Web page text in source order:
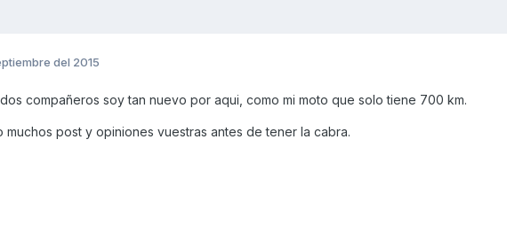
del 2015
compañeros soy tan nuevo por aqui, como mi moto que solo tiene 700 km.
muchos post y opiniones vuestras antes de tener la cabra.